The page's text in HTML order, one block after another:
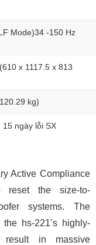
Mode)34 -150 Hz
x 1117.5 x 813
kg)
15 ngày lỗi SX
Active Compliance
reset the size-to-
systems. The
hs-221’s highly-
result in massive